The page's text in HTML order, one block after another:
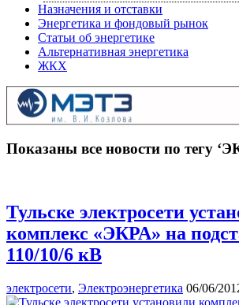
Назначения и отставки
Энергетика и фондовый рынок
Статьи об энергетике
Альтернативная энергетика
ЖКХ
Показаны все новости по тегу
Тульске электросети
комплекс «ЭКРА» на
110/10/6 кВ
электросети, Электроэнергетика 06/06/